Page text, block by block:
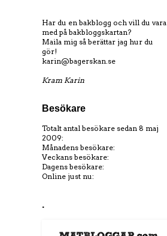
Har du en bakblogg och vill du vara
med på bakbloggskartan?
Maila mig så berättar jag hur du
gör!
karin@bagerskan.se
Kram Karin
Besökare
Totalt antal besökare sedan 8 maj
2009:
Månadens besökare:
Veckans besökare:
Dagens besökare:
Online just nu:
.